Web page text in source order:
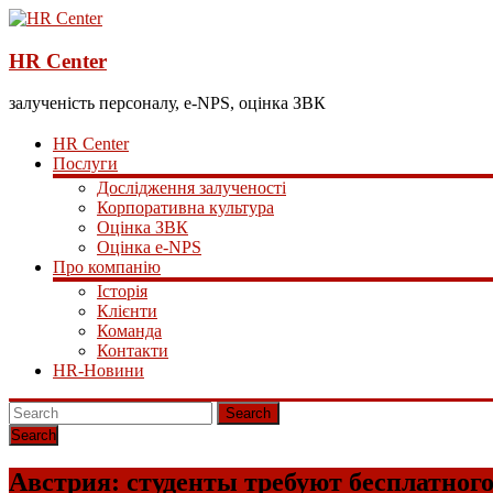
HR Center
залученість персоналу, e-NPS, оцінка ЗВК
HR Center
Послуги
Дослідження залученості
Корпоративна культура
Оцінка ЗВК
Оцінка e-NPS
Про компанію
Історія
Клієнти
Команда
Контакти
HR-Новини
Search
Австрия: студенты требуют